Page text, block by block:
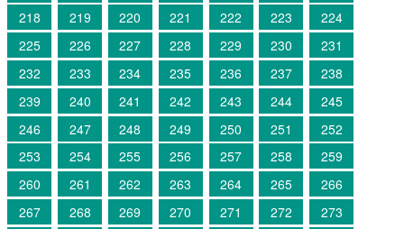
218
219 220 221 222 223
224
225
226 227 228 229 230
231
232
233 234 235 236 237
238
239
240 241 242 243 244
245
246
247 248 249 250 251
252
253
254 255 256 257 258
259
260
261 262 263 264 265
266
267
268 269 270 271 272
273